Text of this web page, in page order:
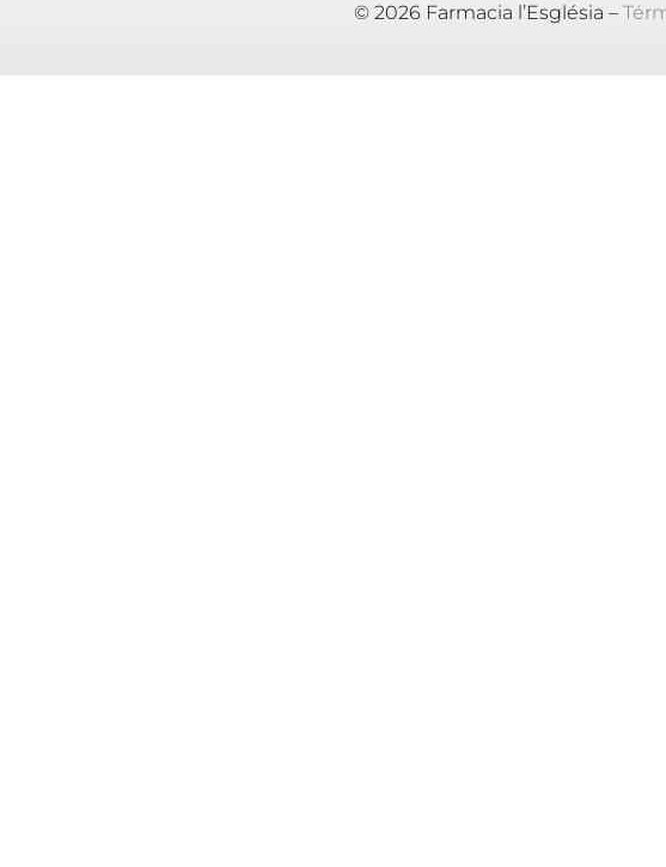
© 2026 Farmacia l’Església –